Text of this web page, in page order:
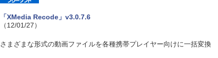
「XMedia Recode」v3.0.7.6
（12/01/27）
さまざまな形式の動画ファイルを各種携帯プレイヤー向けに一括変換